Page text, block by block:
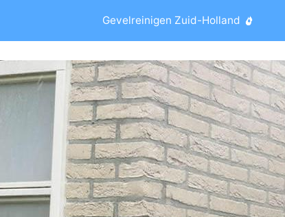
Gevelreinigen Zuid-Holland